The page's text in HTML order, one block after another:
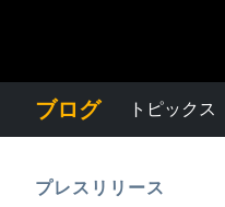
ブログ トピックス
プレスリリース